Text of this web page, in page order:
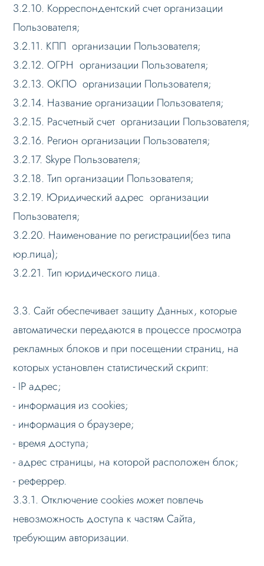
3.2.10. Корреспондентский счет организации
Пользователя;
3.2.11. КПП организации Пользователя;
3.2.12. ОГРН организации Пользователя;
3.2.13. ОКПО организации Пользователя;
3.2.14. Название организации Пользователя;
3.2.15. Расчетный счет организации Пользователя;
3.2.16. Регион организации Пользователя;
3.2.17. Skype Пользователя;
3.2.18. Тип организации Пользователя;
3.2.19. Юридический адрес организации
Пользователя;
3.2.20. Наименование по регистрации(без типа
юр.лица);
3.2.21. Тип юридического лица.
3.3. Сайт обеспечивает защиту Данных, которые
автоматически передаются в процессе просмотра
рекламных блоков и при посещении страниц, на
которых установлен статистический скрипт:
- IP адрес;
- информация из cookies;
- информация о браузере;
- время доступа;
- адрес страницы, на которой расположен блок;
- реферрер.
3.3.1. Отключение cookies может повлечь
невозможность доступа к частям Сайта,
требующим авторизации.